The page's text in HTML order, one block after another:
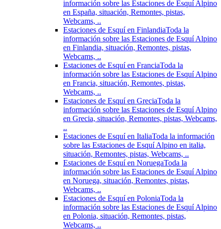
información sobre las Estaciones de Esquí Alpino
en España, situación, Remontes, pistas,
Webcams, ..
Estaciones de Esquí en FinlandiaToda la
información sobre las Estaciones de Esquí Alpino
en Finlandia, situación, Remontes, pistas,
Webcams, ..
Estaciones de Esquí en FranciaToda la
información sobre las Estaciones de Esquí Alpino
en Francia, situación, Remontes, pistas,
Webcams, ..
Estaciones de Esquí en GreciaToda la
información sobre las Estaciones de Esquí Alpino
en Grecia, situación, Remontes, pistas, Webcams,
..
Estaciones de Esquí en ItaliaToda la información
sobre las Estaciones de Esquí Alpino en italia,
situación, Remontes, pistas, Webcams, ..
Estaciones de Esquí en NoruegaToda la
información sobre las Estaciones de Esquí Alpino
en Noruega, situación, Remontes, pistas,
Webcams, ..
Estaciones de Esquí en PoloniaToda la
información sobre las Estaciones de Esquí Alpino
en Polonia, situación, Remontes, pistas,
Webcams, ..